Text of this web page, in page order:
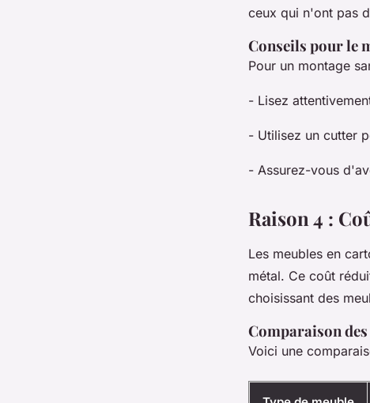
ceux qui n'ont pas
Conseils pour le
Pour un montage
- Lisez
- Utilisez un cutter
- Assurez-vous
Raison 4 :
Les meubles en
métal. Ce coût
choisissant des
Comparaison
Voici une